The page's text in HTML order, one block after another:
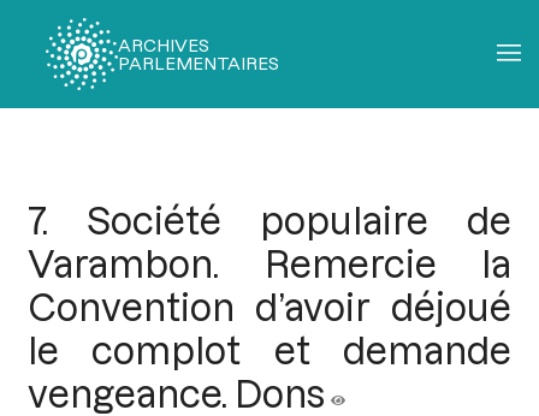
ARCHIVES
PARLEMENTAIRES
7. Société populaire de
Varambon. Remercie la
Convention d’avoir déjoué
le complot et demande
vengeance. Dons